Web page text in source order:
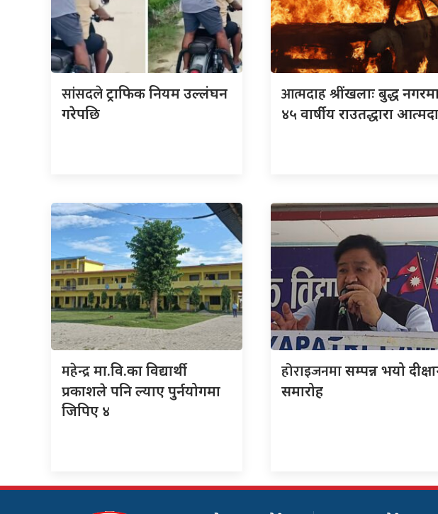
सांसदलेट्राफिक नियम उल्लंघन
गरेपछि
आत्मदाहश्रींखलाः बुद्ध
४५ वार्षीय राउतद्धारा
महेन्द्रमा.वि.का विद्यार्थी
प्रकाशले पनि ल्याए पुर्नयोगमा
जिपिए ४
होराइजनमासम्पन्न भयो
समारोह